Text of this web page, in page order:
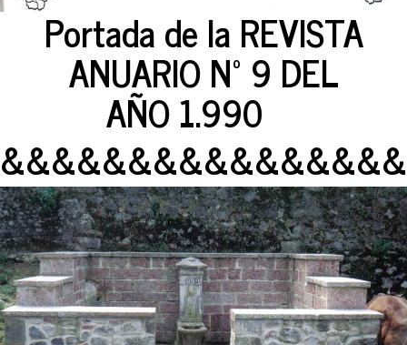
Portada de la REVISTA
ANUARIO Nº 9 DEL
AÑO 1.990